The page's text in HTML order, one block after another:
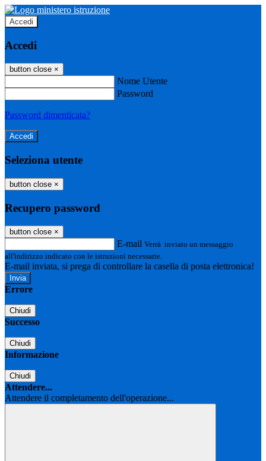
Accedi
Accedi
button close ×
Nome Utente
Password
Password dimenticata?
Seleziona utente
button close ×
Recupero password
button close ×
E-mail Verrà inviato un messaggio
all'indirizzo indicato con le istruzioni necessarie.
E-mail inviata, si prega di controllare la casella di posta elettronica!
Errore
Chiudi
Successo
Chiudi
Informazione
Chiudi
Attendere...
Attendere il completamento dell'operazione...